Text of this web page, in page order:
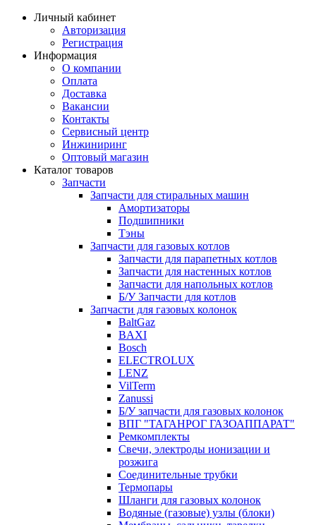
Личный кабинет
Авторизация
Регистрация
Информация
О компании
Оплата
Доставка
Вакансии
Контакты
Сервисный центр
Инжиниринг
Оптовый магазин
Каталог товаров
Запчасти
Запчасти для стиральных машин
Амортизаторы
Подшипники
Тэны
Запчасти для газовых котлов
Запчасти для парапетных котлов
Запчасти для настенных котлов
Запчасти для напольных котлов
Б/У Запчасти для котлов
Запчасти для газовых колонок
BaltGaz
BAXI
Bosch
ELECTROLUX
LENZ
VilTerm
Zanussi
Б/У запчасти для газовых колонок
ВПГ "ТАГАНРОГ ГАЗОАППАРАТ"
Ремкомплекты
Свечи, электроды ионизации и
розжига
Соединительные трубки
Термопары
Шланги для газовых колонок
Водяные (газовые) узлы (блоки)